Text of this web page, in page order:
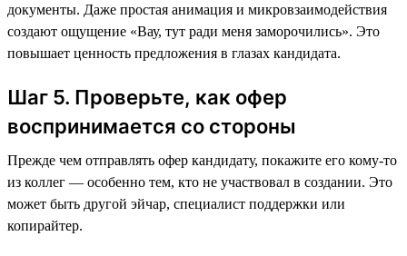
документы. Даже простая анимация и микровзаимодействия
создают ощущение «Вау, тут ради меня заморочились». Это
повышает ценность предложения в глазах кандидата.
Шаг 5. Проверьте, как офер
воспринимается со стороны
Прежде чем отправлять офер кандидату, покажите его кому-то
из коллег — особенно тем, кто не участвовал в создании. Это
может быть другой эйчар, специалист поддержки или
копирайтер.